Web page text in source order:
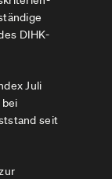
DIHK-
Juli
seit